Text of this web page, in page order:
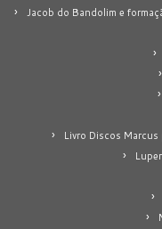
Jacob do Bandolim e
Livro Discos